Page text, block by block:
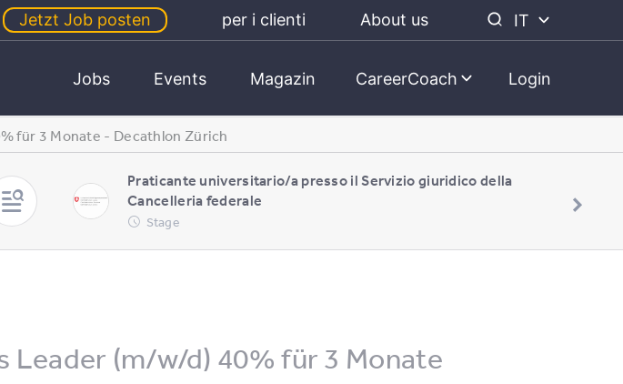
Jetzt Job posten per i clienti About us IT
Jobs Events Magazin CareerCoach Login
für 3 Monate - Decathlon Zürich
Praticante universitario/a presso il Servizio giuridico della
Cancelleria federale
Stage
Leader (m/w/d) 40% für 3 Monate